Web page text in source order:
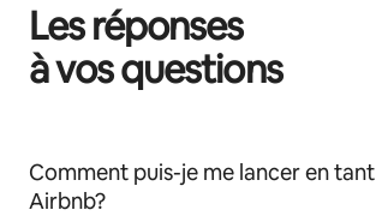
Les réponses
à vos questions
Comment puis-je me lancer en
Airbnb?